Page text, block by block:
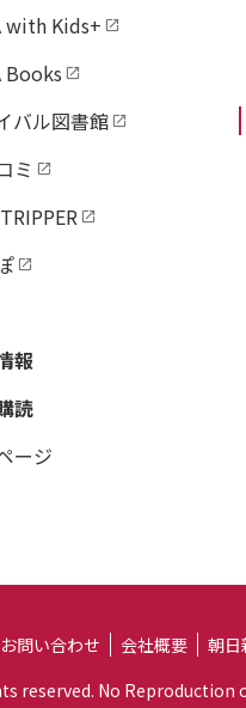
インドネ
早稲田大
業後、同
ィング戦
ィング原
京都大学
ツ教授の
with Kids+
Books
バル図書館
ミ
報
読
ージ
お問い合わせ 会社概要 朝日
reserved. No